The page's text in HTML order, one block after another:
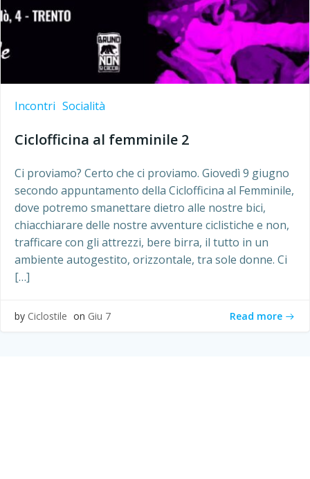
Incontri Socialità
Ciclofficina al femminile 2
Ci proviamo? Certo che ci proviamo. Giovedì 9 giugno
secondo appuntamento della Ciclofficina al Femminile,
dove potremo smanettare dietro alle nostre bici,
chiacchiarare delle nostre avventure ciclistiche e non,
trafficare con gli attrezzi, bere birra, il tutto in un
ambiente autogestito, orizzontale, tra sole donne. Ci
[…]
by Ciclostile on Giu 7 Read more